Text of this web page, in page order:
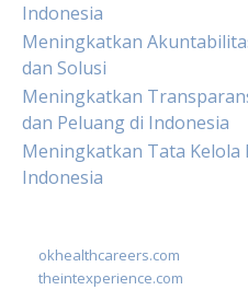
Indonesia
Meningkatkan
dan Solusi
Meningkatkan
dan Peluang di Indonesia
Meningkatkan Tata Kelola
Indonesia
okhealthcareers.com
theintexperience.com